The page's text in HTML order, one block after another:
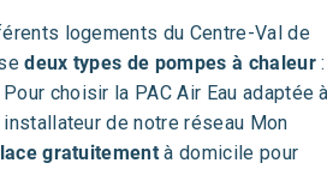
logements du Centre-Val de
deux types de pompes à chaleur:
choisir la PAC Air Eau adaptée
de notre réseau Mon
gratuitement à domicile pour